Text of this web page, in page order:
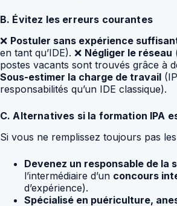
B. Évitez les erreurs courantes
❌ Postuler sans expérience
en tant qu’IDE). ❌ Négliger le réseau
postes vacants sont trouvés grâce à
Sous-estimer la charge de travail
responsabilités qu’un IDE classique).
C. Alternatives si la formation IPA
Si vous ne remplissez toujours pas
Devenez un responsable de la
l’intermédiaire d’un concours
d’expérience).
Spécialisé en puériculture,